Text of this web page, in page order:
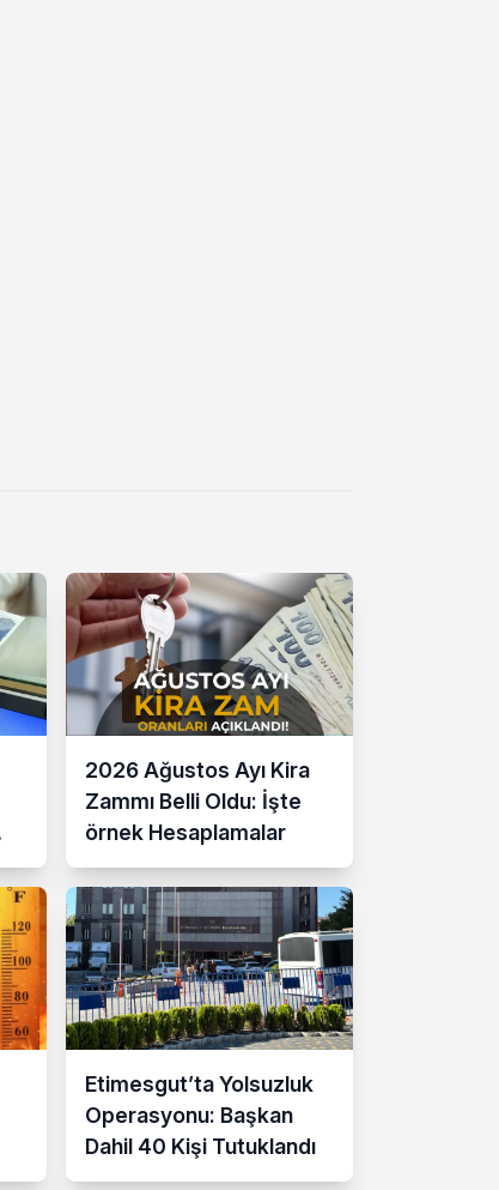
2026 Ağustos Ayı Kira
Zammı Belli Oldu: İşte
örnek Hesaplamalar
Etimesgut’ta Yolsuzluk
Operasyonu: Başkan
Dahil 40 Kişi Tutuklandı